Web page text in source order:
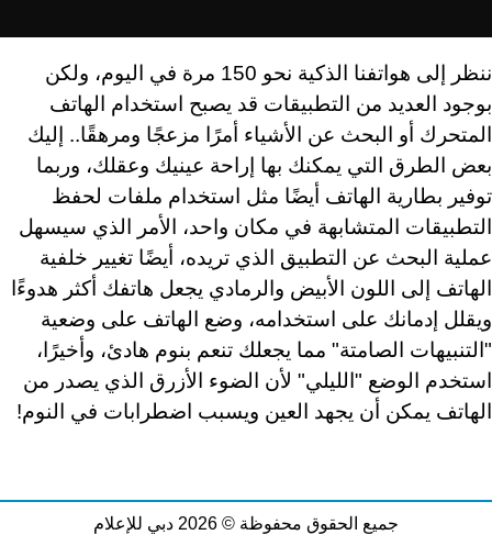
ننظر إلى هواتفنا الذكية نحو 150 مرة في اليوم، ولكن
بوجود العديد من التطبيقات قد يصبح استخدام الهاتف
المتحرك أو البحث عن الأشياء أمرًا مزعجًا ومرهقًا.. إليك
بعض الطرق التي يمكنك بها إراحة عينيك وعقلك، وربما
توفير بطارية الهاتف أيضًا مثل استخدام ملفات لحفظ
التطبيقات المتشابهة في مكان واحد، الأمر الذي سيسهل
عملية البحث عن التطبيق الذي تريده، أيضًا تغيير خلفية
الهاتف إلى اللون الأبيض والرمادي يجعل هاتفك أكثر هدوءًا
ويقلل إدمانك على استخدامه، وضع الهاتف على وضعية
"التنبيهات الصامتة" مما يجعلك تنعم بنوم هادئ، وأخيرًا،
استخدم الوضع "الليلي" لأن الضوء الأزرق الذي يصدر من
الهاتف يمكن أن يجهد العين ويسبب اضطرابات في النوم!
جميع الحقوق محفوظة © 2026 دبي للإعلام